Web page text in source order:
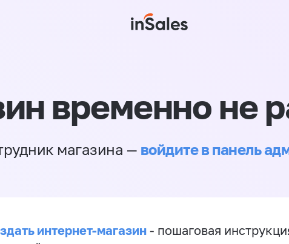
временно не
магазина — войдите в панель
интернет-магазин - пошаговая